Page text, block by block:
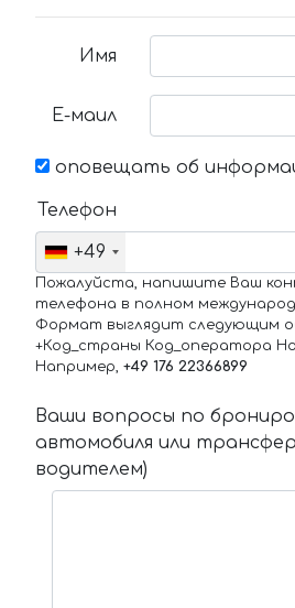
Имя
Е-маил
оповещать об
Телефон
+49
Пожалуйста, напишите Ваш
телефона в полном
Формат выглядит следующим
+Код_страны Код_оператора
Например, +49 176 22366899
Ваши вопросы по
автомобиля или
водителем)